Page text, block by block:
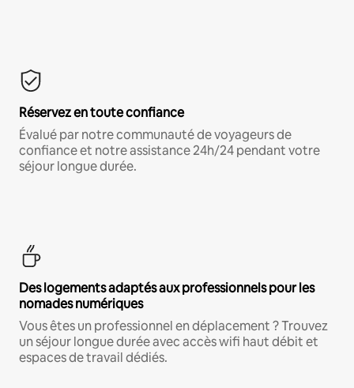
Réservez en toute confiance
Évalué par notre communauté de voyageurs de
confiance et notre assistance 24h/24 pendant votre
séjour longue durée.
Des logements adaptés aux professionnels pour les
nomades numériques
Vous êtes un professionnel en déplacement ? Trouvez
un séjour longue durée avec accès wifi haut débit et
espaces de travail dédiés.